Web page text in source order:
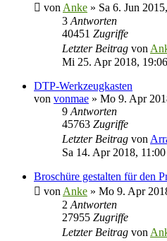
von Anke » Sa 6. Jun
3 Antworten
40451 Zugriffe
Letzter Beitrag von
Mi 25. Apr 2018, 19:06
DTP-Werkzeugkasten
von vonmae » Mo 9. Apr
9 Antworten
45763 Zugriffe
Letzter Beitrag von
Sa 14. Apr 2018, 11:00
Broschüre gestalten für den
von Anke » Mo 9. Apr
2 Antworten
27955 Zugriffe
Letzter Beitrag von